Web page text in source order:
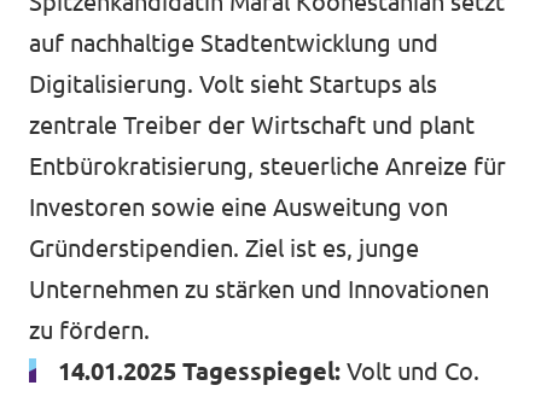
auf nachhaltige Stadtentwicklung und
Digitalisierung. Volt sieht Startups als
zentrale Treiber der Wirtschaft und plant
Entbürokratisierung, steuerliche Anreize für
Investoren sowie eine Ausweitung von
Gründerstipendien. Ziel ist es, junge
Unternehmen zu stärken und Innovationen
zu fördern.
14.01.2025 Tagesspiegel: Volt und Co.